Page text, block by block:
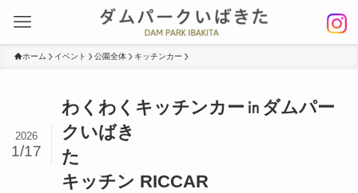
ホーム イベント 公園全体 キッチンカー
わくわくキッチンカー㏌ダムパー
クいばき
た
キッチン RICCAR
2026
1/17